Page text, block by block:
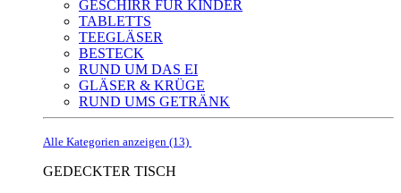
GESCHIRR FÜR KINDER
TABLETTS
TEEGLÄSER
BESTECK
RUND UM DAS EI
GLÄSER & KRÜGE
RUND UMS GETRÄNK
Alle Kategorien anzeigen (13)
GEDECKTER TISCH